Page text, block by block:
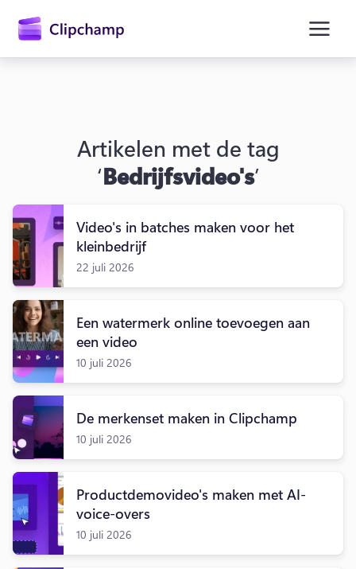
Gratis uitproberen
Artikelen met de tag
‘Bedrijfsvideo's’
Video's in batches maken voor het
kleinbedrijf
22 juli 2026
Een watermerk online toevoegen aan
een video
10 juli 2026
De merkenset maken in Clipchamp
10 juli 2026
Productdemovideo's maken met AI-
voice-overs
10 juli 2026